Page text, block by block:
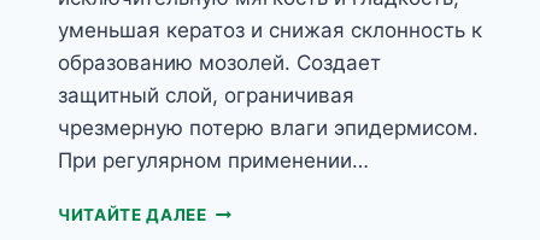
уменьшая кератоз и снижая склонность к
образованию мозолей. Создает
защитный слой, ограничивая
чрезмерную потерю влаги эпидермисом.
При регулярном применении…
ЧИТАЙТЕ ДАЛЕЕMYCO